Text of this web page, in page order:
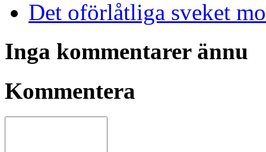
Det oförlåtliga sveket
Inga kommentarer ännu
Kommentera